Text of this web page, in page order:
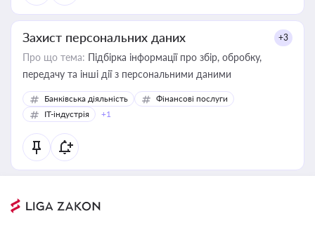
Захист персональних даних +3
Про що тема: Підбірка інформації про збір, обробку,
передачу та інші дії з персональними даними
Банківська діяльність
Фінансові послуги
IT-індустрія
+1